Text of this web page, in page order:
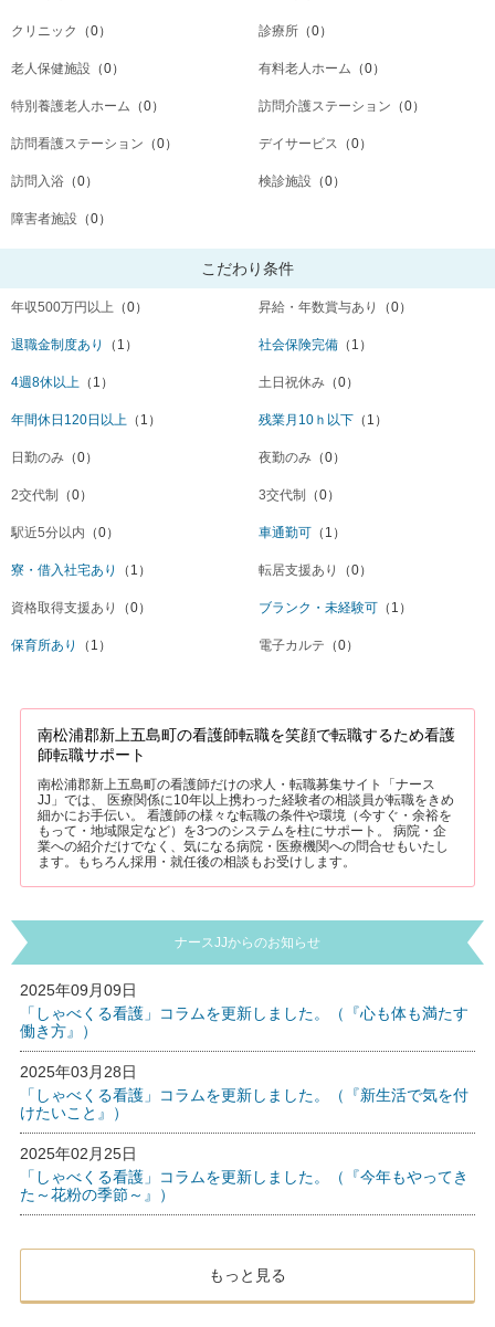
クリニック （0） 診療所 （0）
老人保健施設 （0） 有料老人ホーム （0）
特別養護老人ホーム （0） 訪問介護ステーション （0）
訪問看護ステーション （0） デイサービス （0）
訪問入浴 （0） 検診施設 （0）
障害者施設 （0）
こだわり条件
年収500万円以上 （0） 昇給・年数賞与あり （0）
退職金制度あり （1） 社会保険完備 （1）
4週8休以上 （1） 土日祝休み （0）
年間休日120日以上 （1） 残業月10ｈ以下 （1）
日勤のみ （0） 夜勤のみ （0）
2交代制 （0） 3交代制 （0）
駅近5分以内 （0） 車通勤可 （1）
寮・借入社宅あり （1） 転居支援あり （0）
資格取得支援あり （0） ブランク・未経験可 （1）
保育所あり （1） 電子カルテ （0）
南松浦郡新上五島町の看護師転職を笑顔で転職するため看護
師転職サポート
南松浦郡新上五島町の看護師だけの求人・転職募集サイト「ナース
JJ」では、 医療関係に10年以上携わった経験者の相談員が転職をきめ
細かにお手伝い。 看護師の様々な転職の条件や環境（今すぐ・余裕を
もって・地域限定など）を3つのシステムを柱にサポート。 病院・企
業への紹介だけでなく、気になる病院・医療機関への問合せもいたし
ます。もちろん採用・就任後の相談もお受けします。
ナースJJからのお知らせ
2025年09月09日
「しゃべくる看護」コラムを更新しました。（『心も体も満たす
働き方』）
2025年03月28日
「しゃべくる看護」コラムを更新しました。（『新生活で気を付
けたいこと』）
2025年02月25日
「しゃべくる看護」コラムを更新しました。（『今年もやってき
た～花粉の季節～』）
もっと見る